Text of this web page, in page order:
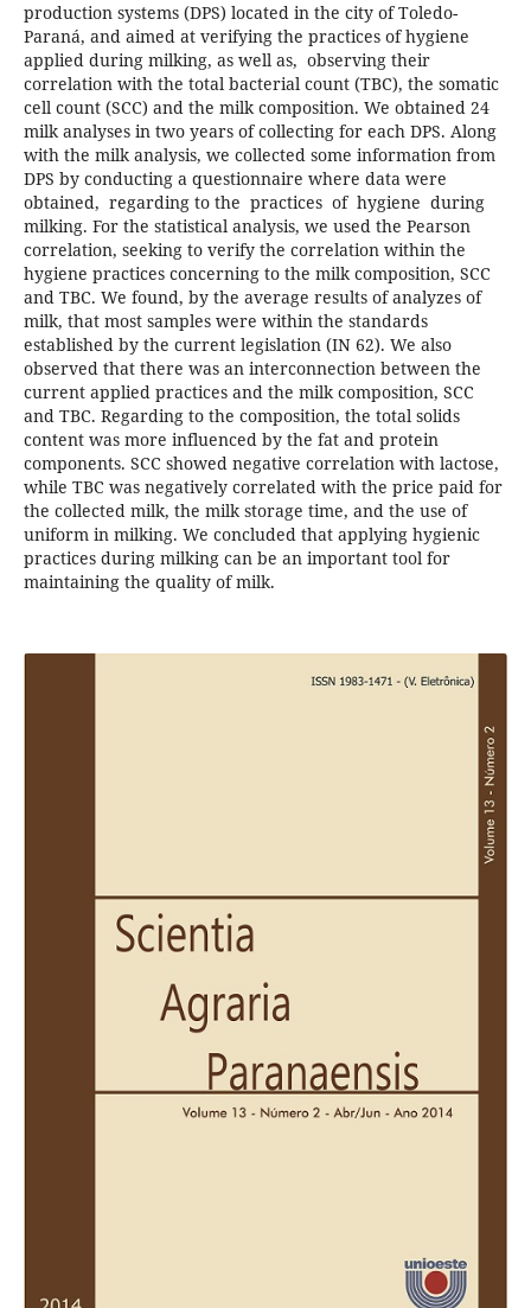
production systems (DPS) located in the city of Toledo-
Paraná, and aimed at verifying the practices of hygiene
applied during milking, as well as, observing their
correlation with the total bacterial count (TBC), the somatic
cell count (SCC) and the milk composition. We obtained 24
milk analyses in two years of collecting for each DPS. Along
with the milk analysis, we collected some information from
DPS by conducting a questionnaire where data were
obtained, regarding to the practices of hygiene during
milking. For the statistical analysis, we used the Pearson
correlation, seeking to verify the correlation within the
hygiene practices concerning to the milk composition, SCC
and TBC. We found, by the average results of analyzes of
milk, that most samples were within the standards
established by the current legislation (IN 62). We also
observed that there was an interconnection between the
current applied practices and the milk composition, SCC
and TBC. Regarding to the composition, the total solids
content was more influenced by the fat and protein
components. SCC showed negative correlation with lactose,
while TBC was negatively correlated with the price paid for
the collected milk, the milk storage time, and the use of
uniform in milking. We concluded that applying hygienic
practices during milking can be an important tool for
maintaining the quality of milk.